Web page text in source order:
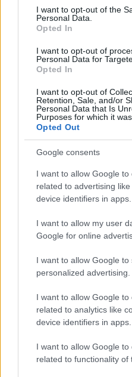
consent section.
I want to opt-out of the
Personal Data.
Opted In
I want to opt-out of
Personal Data for
Opted In
I want to opt-out of
Retention, Sale, and/or
Personal Data that Is
Purposes for which it
Opted Out
Google consents
I want to allow Google to
related to advertising
device identifiers in apps.
I want to allow my user
Google for online
I want to allow Google to
personalized advertising.
I want to allow Google to
related to analytics like
device identifiers in apps.
I want to allow Google to
related to functionality of
5. Mit
éveidben a
Mozogj
A testmozgás nemcsak a
agyműködést is támogatja.
vagy kerékpározás is számít.
Figyelj az
Az agy egészsége
kiegyensúlyozott étrend.
vitaminban gazdag ételeket
és sovány húsokat.
Kerüld a
vissza az alkoholt
Mindkettő hosszú távon
minél kevesebb van belőlük